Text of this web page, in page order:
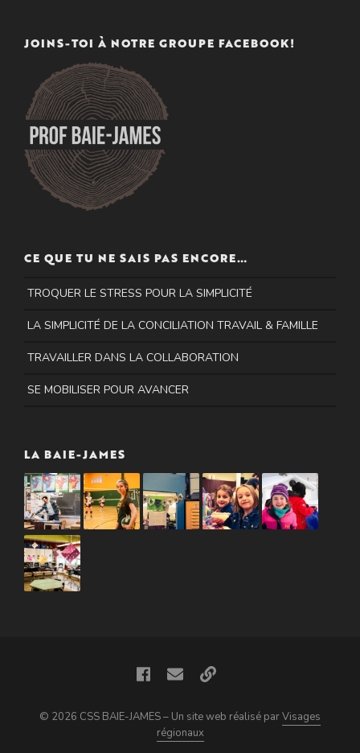
JOINS-TOI À NOTRE GROUPE FACEBOOK!
CE QUE TU NE SAIS PAS ENCORE…
TROQUER LE STRESS POUR LA SIMPLICITÉ
LA SIMPLICITÉ DE LA CONCILIATION TRAVAIL & FAMILLE
TRAVAILLER DANS LA COLLABORATION
SE MOBILISER POUR AVANCER
LA BAIE-JAMES
© 2026 CSS BAIE-JAMES – Un site web réalisé parVisages
régionaux